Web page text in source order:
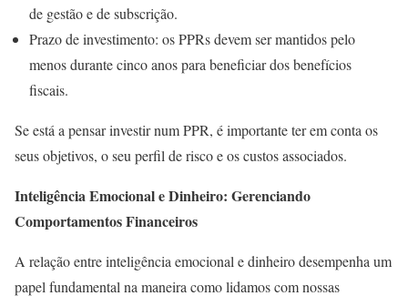
de gestão e de subscrição.
Prazo de investimento: os PPRs devem ser mantidos pelo
menos durante cinco anos para beneficiar dos benefícios
fiscais.
Se está a pensar investir num PPR, é importante ter em conta os
seus objetivos, o seu perfil de risco e os custos associados.
Inteligência Emocional e Dinheiro: Gerenciando
Comportamentos Financeiros
A relação entre inteligência emocional e dinheiro desempenha um
papel fundamental na maneira como lidamos com nossas